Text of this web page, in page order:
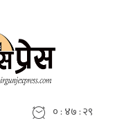
० : ४७ : ३०